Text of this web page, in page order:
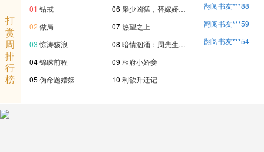
打
赏
周
排
行
榜
01 钻戒
02 做局
03 惊涛骇浪
04锦绣前程
05 伪命题婚姻
06 枭少凶猛，替嫁娇…
07热望之上
08 暗情汹涌：周先生…
09 相府小娇妾
10 利欲升迁记
翻阅书友***88
翻阅书友***59
翻阅书友***54